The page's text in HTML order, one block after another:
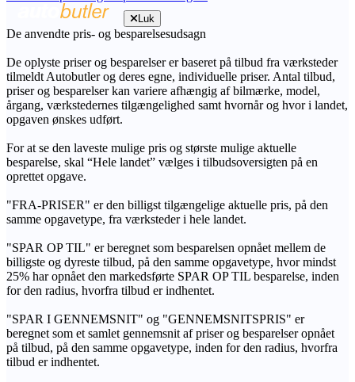
Luk
De anvendte pris- og besparelsesudsagn
De oplyste priser og besparelser er baseret på tilbud fra værksteder
tilmeldt Autobutler og deres egne, individuelle priser. Antal tilbud,
priser og besparelser kan variere afhængig af bilmærke, model,
årgang, værkstedernes tilgængelighed samt hvornår og hvor i landet,
opgaven ønskes udført.
For at se den laveste mulige pris og største mulige aktuelle
besparelse, skal “Hele landet” vælges i tilbudsoversigten på en
oprettet opgave.
"FRA-PRISER" er den billigst tilgængelige aktuelle pris, på den
samme opgavetype, fra værksteder i hele landet.
"SPAR OP TIL" er beregnet som besparelsen opnået mellem de
billigste og dyreste tilbud, på den samme opgavetype, hvor mindst
25% har opnået den markedsførte SPAR OP TIL besparelse, inden
for den radius, hvorfra tilbud er indhentet.
"SPAR I GENNEMSNIT" og "GENNEMSNITSPRIS" er
beregnet som et samlet gennemsnit af priser og besparelser opnået
på tilbud, på den samme opgavetype, inden for den radius, hvorfra
tilbud er indhentet.